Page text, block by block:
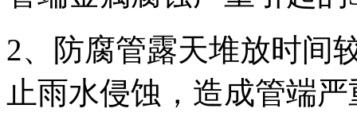
2、防腐管露天堆放时间
止雨水侵蚀，造成管端